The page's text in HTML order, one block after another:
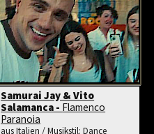
Samurai Jay & Vito
Salamanca -Flamenco
Paranoia
aus Italien / Musikstil: Dance